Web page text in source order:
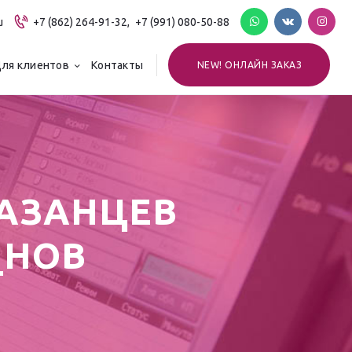
+7 (862) 264-91-32, +7 (991) 080-50-88
клиентов Контакты NEW! ОНЛАЙН ЗАКАЗ